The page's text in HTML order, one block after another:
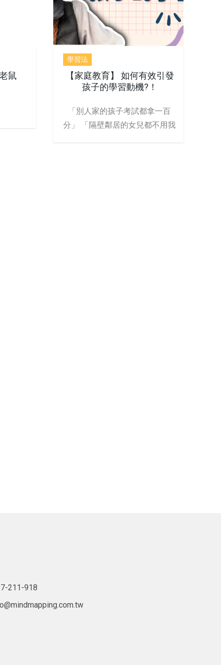
鼠
學習法
【家庭教育】 如何有效引發
孩子的學習動機?！
「別人家的孩子考試都拿一百
分」 「隔壁鄰居的女兒都不用我
211-918